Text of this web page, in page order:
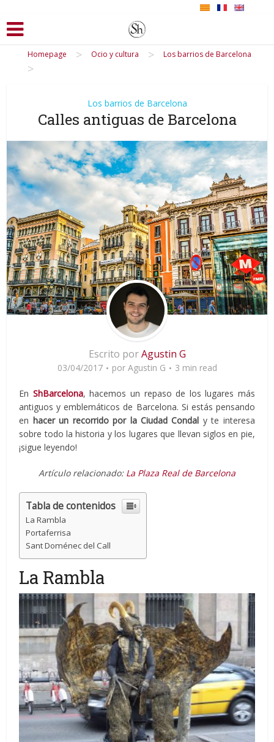
Homepage > Ocio y cultura > Los barrios de Barcelona
>
Los barrios de Barcelona
Calles antiguas de Barcelona
Escrito porAgustin G
03/04/2017 por Agustin G 3 min read
En ShBarcelona, hacemos un repaso de los lugares más
antiguos y emblemáticos de Barcelona. Si estás pensando
en hacer un recorrido por la Ciudad Condal y te interesa
sobre todo la historia y los lugares que llevan siglos en pie,
¡sigue leyendo!
Artículo relacionado: La Plaza Real de Barcelona
Tabla de contenidos
La Rambla
Portaferrisa
Sant Doménec del Call
La Rambla